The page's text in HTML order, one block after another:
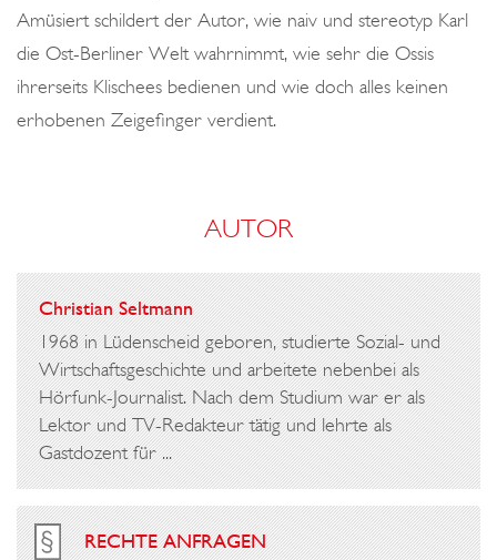
L
Amüsiert schildert der Autor, wie naiv und stereotyp Karl
die Ost-Berliner Welt wahrnimmt, wie sehr die Ossis
ihrerseits Klischees bedienen und wie doch alles keinen
erhobenen Zeigefinger verdient.
AUTOR
Christian Seltmann
1968 in Lüdenscheid geboren, studierte Sozial- und
Wirtschaftsgeschichte und arbeitete nebenbei als
Hörfunk-Journalist. Nach dem Studium war er als
Lektor und TV-Redakteur tätig und lehrte als
Gastdozent für ...
RECHTE ANFRAGEN